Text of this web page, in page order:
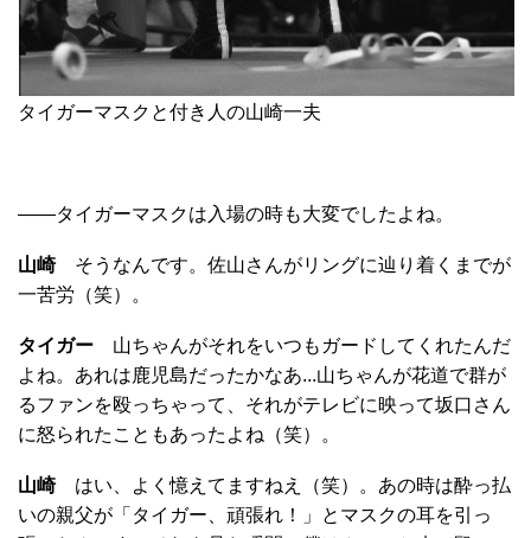
タイガーマスクと付き人の山崎一夫
――タイガーマスクは入場の時も大変でしたよね。
山崎そうなんです。佐山さんがリングに辿り着くまでが
一苦労（笑）。
タイガー 山ちゃんがそれをいつもガードしてくれたんだ
よね。あれは鹿児島だったかなあ...山ちゃんが花道で群が
るファンを殴っちゃって、それがテレビに映って坂口さん
に怒られたこともあったよね（笑）。
山崎はい、よく憶えてますねえ（笑）。あの時は酔っ払
いの親父が「タイガー、頑張れ！」とマスクの耳を引っ